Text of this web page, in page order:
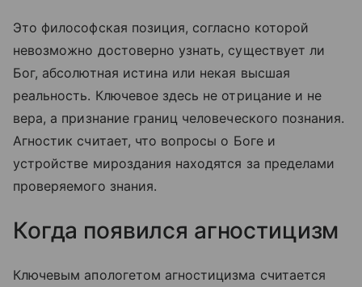
Это философская позиция, согласно которой
невозможно достоверно узнать, существует ли
Бог, абсолютная истина или некая высшая
реальность. Ключевое здесь не отрицание и не
вера, а признание границ человеческого познания.
Агностик считает, что вопросы о Боге и
устройстве мироздания находятся за пределами
проверяемого знания.
Когда появился агностицизм
Ключевым апологетом агностицизма считается